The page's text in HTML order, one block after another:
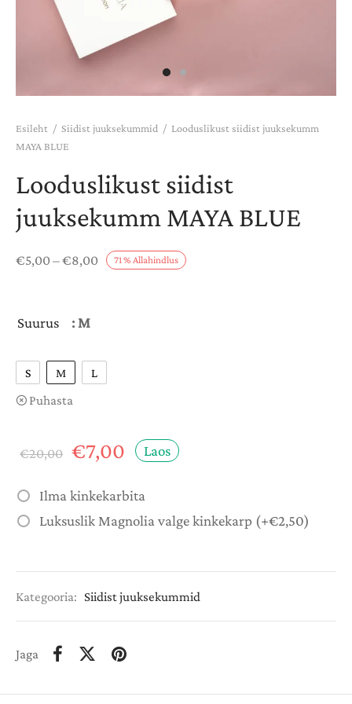
Esileht / Siidist juuksekummid / Looduslikust siidist juuksekumm
MAYA BLUE
Looduslikust siidist
juuksekumm MAYA BLUE
71% Allahindlus
€5,00–€8,00Hinnavahemik:
Suurus : M
S M L
Puhasta
€20,00
Algne
oli:
€20,00.
€7,00
Praegune
hind on:
€7,00.
Laos
Ilma kinkekarbita
Luksuslik Magnolia valge kinkekarp (+€2,50)
Kategooria: Siidist juuksekummid
Jaga
KOMBOD